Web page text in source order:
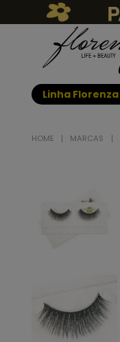
Linha Florenza
MARCAS